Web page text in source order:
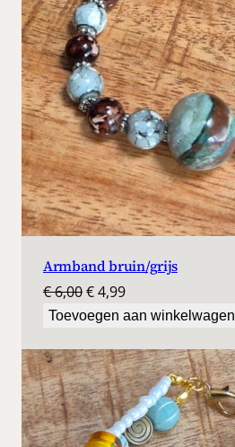
Armband bruin/grijs
€6,00Oorspronkelijke
prijs
€ 6,00.
€4,99Huidige
prijs
€ 4,99.
Toevoegen aan winkelwagen